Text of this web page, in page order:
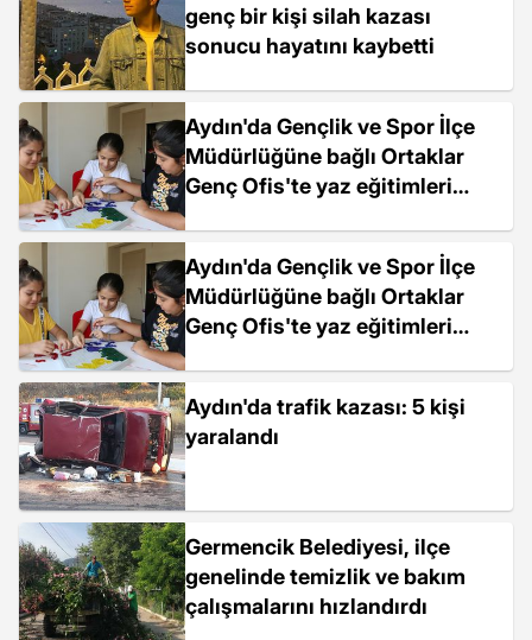
genç bir kişi silah kazası
sonucu hayatını kaybetti
Aydın'da Gençlik ve Spor İlçe
Müdürlüğüne bağlı Ortaklar
Genç Ofis'te yaz eğitimleri
Aydın'da Gençlik ve Spor İlçe
Müdürlüğüne bağlı Ortaklar
Genç Ofis'te yaz eğitimleri
Aydın'da trafik kazası: 5 kişi
yaralandı
Germencik Belediyesi, ilçe
genelinde temizlik ve bakım
çalışmalarını hızlandırdı